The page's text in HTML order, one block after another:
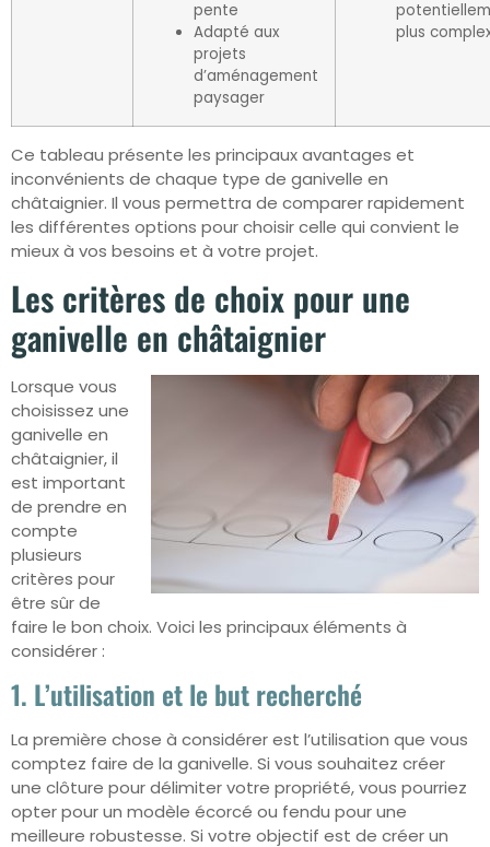
pente
Adapté aux
projets
d’aménagement
paysager
plus
Ce tableau présente les principaux avantages et
inconvénients de chaque type de ganivelle en
châtaignier. Il vous permettra de comparer rapidement
les différentes options pour choisir celle qui convient le
mieux à vos besoins et à votre projet.
Les critères de choix pour une
ganivelle en châtaignier
Lorsque vous
choisissez une
ganivelle en
châtaignier, il
est important
de prendre en
compte
plusieurs
critères pour
être sûr de
faire le bon choix. Voici les principaux éléments à
considérer :
1. L’utilisation et le but recherché
La première chose à considérer est l’utilisation que vous
comptez faire de la ganivelle. Si vous souhaitez créer
une clôture pour délimiter votre propriété, vous pourriez
opter pour un modèle écorcé ou fendu pour une
meilleure robustesse. Si votre objectif est de créer un